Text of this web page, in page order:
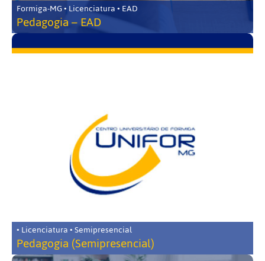
Formiga-MG • Licenciatura • EAD
Pedagogia – EAD
• Licenciatura • Semipresencial
Pedagogia (Semipresencial)